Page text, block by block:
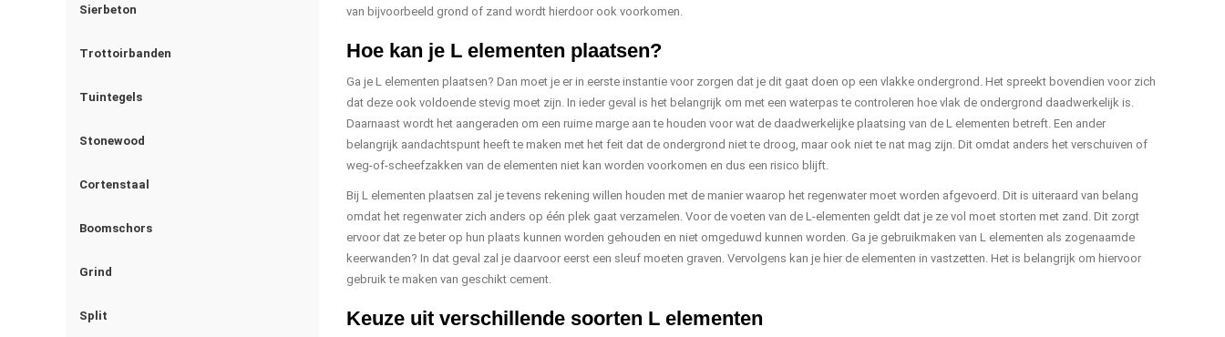
Sierbeton
Trottoirbanden
Tuintegels
Stonewood
Cortenstaal
Boomschors
Grind
Split
van bijvoorbeeld grond of zand wordt hierdoor ook voorkomen.
Hoe kan je L elementen plaatsen?
Ga je L elementen plaatsen? Dan moet je er in eerste instantie voor zorgen dat je dit gaat doen op een vlakke ondergrond. Het spreekt bovendien voor zich
dat deze ook voldoende stevig moet zijn. In ieder geval is het belangrijk om met een waterpas te controleren hoe vlak de ondergrond daadwerkelijk is.
Daarnaast wordt het aangeraden om een ruime marge aan te houden voor wat de daadwerkelijke plaatsing van de L elementen betreft. Een ander
belangrijk aandachtspunt heeft te maken met het feit dat de ondergrond niet te droog, maar ook niet te nat mag zijn. Dit omdat anders het verschuiven of
weg-of-scheefzakken van de elementen niet kan worden voorkomen en dus een risico blijft.
Bij L elementen plaatsen zal je tevens rekening willen houden met de manier waarop het regenwater moet worden afgevoerd. Dit is uiteraard van belang
omdat het regenwater zich anders op één plek gaat verzamelen. Voor de voeten van de L-elementen geldt dat je ze vol moet storten met zand. Dit zorgt
ervoor dat ze beter op hun plaats kunnen worden gehouden en niet omgeduwd kunnen worden. Ga je gebruikmaken van L elementen als zogenaamde
keerwanden? In dat geval zal je daarvoor eerst een sleuf moeten graven. Vervolgens kan je hier de elementen in vastzetten. Het is belangrijk om hiervoor
gebruik te maken van geschikt cement.
Keuze uit verschillende soorten L elementen